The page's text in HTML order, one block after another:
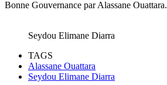
Bonne Gouvernance par Alassane Ouattara.
Seydou Elimane Diarra
TAGS
Alassane Ouattara
Seydou Elimane Diarra